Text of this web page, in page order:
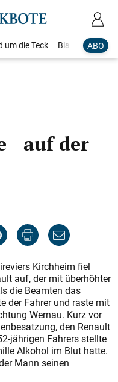
ABO
um die Teck Blaulicht
auf der
Kirchheim fiel
auf, der mit überhöhter
die Beamten das
der Fahrer und raste mit
Wernau. Kurz vor
den Renault
jährigen Fahrers stellte
Alkohol im Blut hatte.
Mann seinen